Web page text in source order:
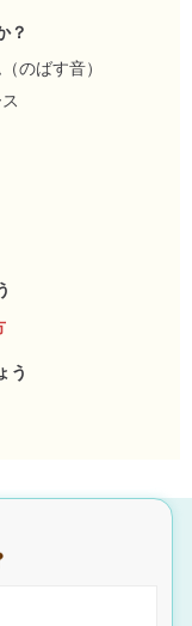
？
（のばす音）
う